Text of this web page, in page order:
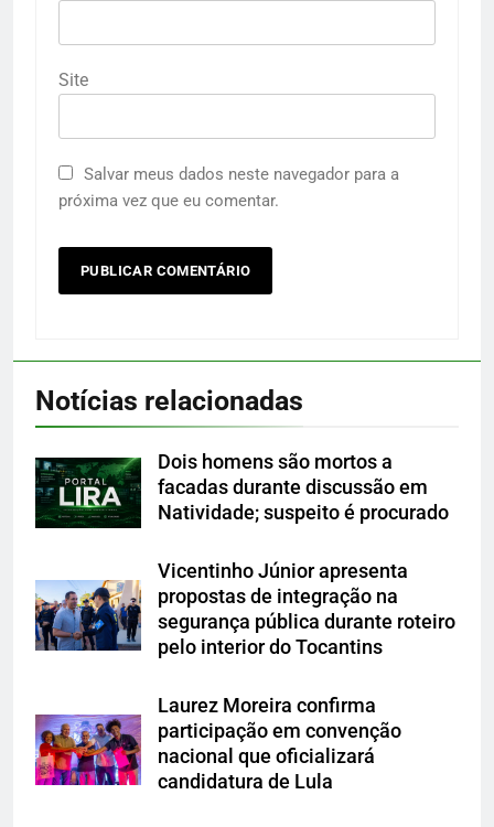
Site
Salvar meus dados neste navegador para a
próxima vez que eu comentar.
Notícias relacionadas
Dois homens são mortos a
facadas durante discussão em
Natividade; suspeito é procurado
Vicentinho Júnior apresenta
propostas de integração na
segurança pública durante roteiro
pelo interior do Tocantins
Laurez Moreira confirma
participação em convenção
nacional que oficializará
candidatura de Lula